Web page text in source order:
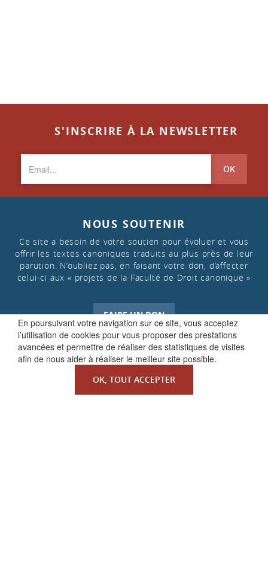
En poursuivant votre navigation sur ce site, vous acceptez
l’utilisation de cookies pour vous proposer des prestations
avancées et permettre de réaliser des statistiques de visites
afin de nous aider à réaliser le meilleur site possible.
OK, TOUT ACCEPTER
S'INSCRIRE À LA NEWSLETTER
OK
NOUS SOUTENIR
Ce site a besoin de votre soutien pour évoluer et vous
offrir les textes canoniques traduits au plus près de leur
parution. N’oubliez pas, en faisant votre don, d’affecter
celui-ci aux « projets de la Faculté de Droit canonique »
FAIRE UN DON